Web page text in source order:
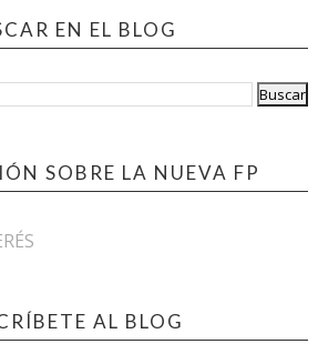
EN EL BLOG
SOBRE LA NUEVA FP
AL BLOG